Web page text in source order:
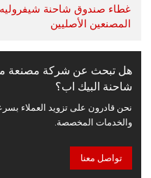
غطاء صندوق شاحنة
المصنعين الأصليين
هل تبحث عن شركة مصنعة
شاحنة البيك اب؟
نحن قادرون على تزويد العملاء
والخدمات المخصصة.
تواصل معنا